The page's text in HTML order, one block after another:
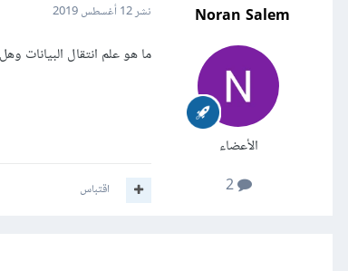
Noran Salem
الأعضاء
2
نشر12 أغسطس 2019
ما هو علم انتقال البيانات
اقتباس